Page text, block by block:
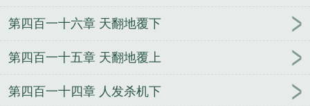
讲的什么 宿命简介 宿命玄天 羲和君
宿命怎么样
意思
宿命怎么解释 宿命玄天起点
宿命玄天剧透
和天命
宿命与天命 宿命玄天txt
宿命玄
第四百一十六章 天翻地覆下
第四百一十五章 天翻地覆上
第四百一十四章 人发杀机下